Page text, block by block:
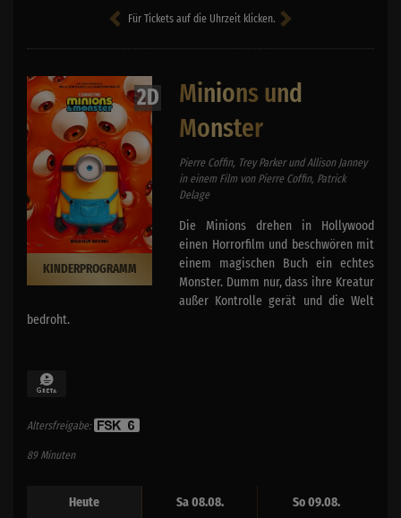
Für Tickets auf die Uhrzeit klicken.
2D
KINDERPROGRAMM
Minions und
Monster
Pierre Coffin, Trey Parker und Allison Janney
in einem Film von Pierre Coffin, Patrick
Delage
Die Minions drehen in Hollywood
einen Horrorfilm und beschwören mit
einem magischen Buch ein echtes
Monster. Dumm nur, dass ihre Kreatur
außer Kontrolle gerät und die Welt
bedroht.
Altersfreigabe:
89 Minuten
Heute Sa 08.08. So 09.08.